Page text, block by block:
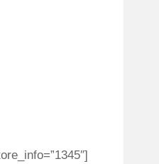
[storeInfo coupon_store_info=”1345″]